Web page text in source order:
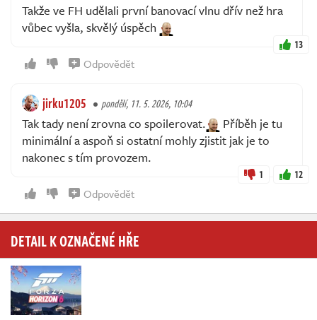
Takže ve FH udělali první banovací vlnu dřív než hra
vůbec vyšla, skvělý úspěch
13
Odpovědět
jirku1205 pondělí, 11. 5. 2026, 10:04
Tak tady není zrovna co spoilerovat.
Příběh je tu
minimální a aspoň si ostatní mohly zjistit jak je to
nakonec s tím provozem.
1 12
Odpovědět
DETAIL K OZNAČENÉ HŘE